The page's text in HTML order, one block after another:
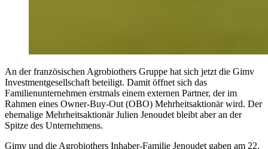
An der französischen Agrobiothers Gruppe hat sich jetzt die Gimv
Investmentgesellschaft beteiligt. Damit öffnet sich das
Familienunternehmen erstmals einem externen Partner, der im
Rahmen eines Owner-Buy-Out (OBO) Mehrheitsaktionär wird. Der
ehemalige Mehrheitsaktionär Julien Jenoudet bleibt aber an der
Spitze des Unternehmens.
Gimv und die Agrobiothers Inhaber-Familie Jenoudet gaben am 22.